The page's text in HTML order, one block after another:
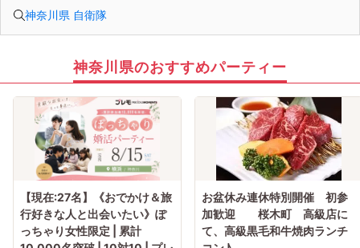
ます。
当日お申し込みが多数のため比率や人数は様々になる場合もございます。
ご理解の上ご参加をお願い致します。
神奈川県 自衛隊
神奈川県のおすすめパーティー
【現在:27名】《おでかけ＆旅
行好きな人と出会いたい》ぽ
っちゃり女性限定 | 累計
お盆休み連休特別開催 初参
加歓迎 桜木町 高級店に
て、高級黒毛和牛焼肉ランチ